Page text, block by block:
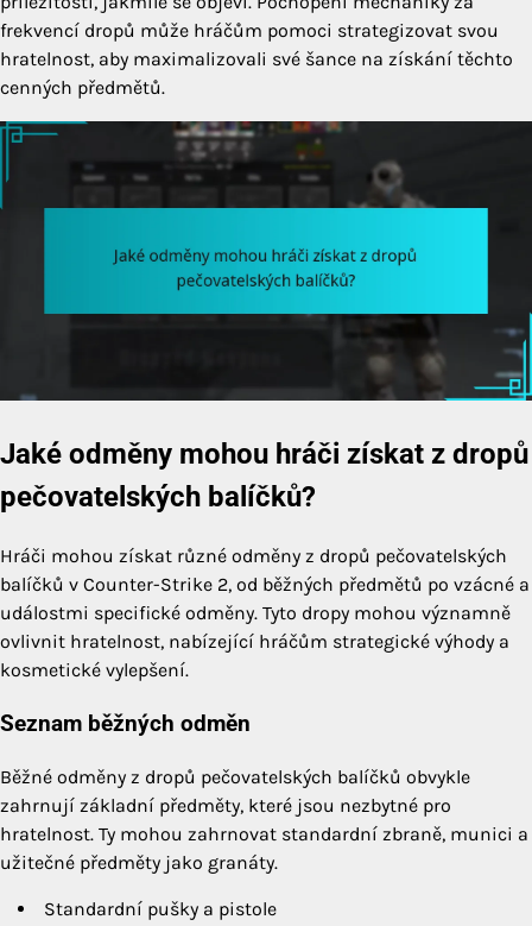
frekvencí dropů může hráčům pomoci strategizovat svou
hratelnost, aby maximalizovali své šance na získání těchto
cenných předmětů.
Jaké odměny mohou hráči získat z dropů
pečovatelských balíčků?
Hráči mohou získat různé odměny z dropů pečovatelských
balíčků v Counter-Strike 2, od běžných předmětů po vzácné a
událostmi specifické odměny. Tyto dropy mohou významně
ovlivnit hratelnost, nabízející hráčům strategické výhody a
kosmetické vylepšení.
Seznam běžných odměn
Běžné odměny z dropů pečovatelských balíčků obvykle
zahrnují základní předměty, které jsou nezbytné pro
hratelnost. Ty mohou zahrnovat standardní zbraně, munici a
užitečné předměty jako granáty.
Standardní pušky a pistole